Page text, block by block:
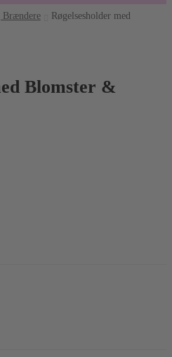
Brændere
Røgelsesholder med
Blomster &